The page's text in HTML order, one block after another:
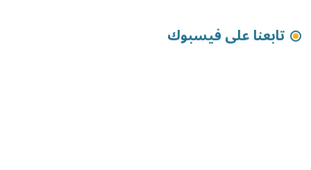
تابعنا على فيسبوك